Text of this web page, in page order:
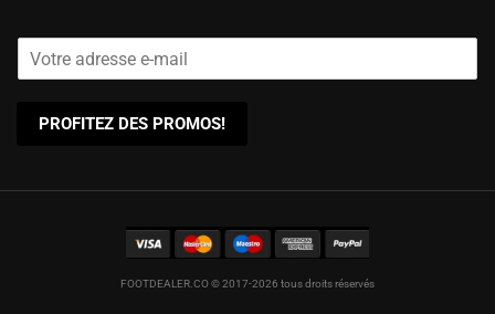
PROFITEZ DES PROMOS!
FOOTDEALER.CO © 2017-2026 tous droits réservés